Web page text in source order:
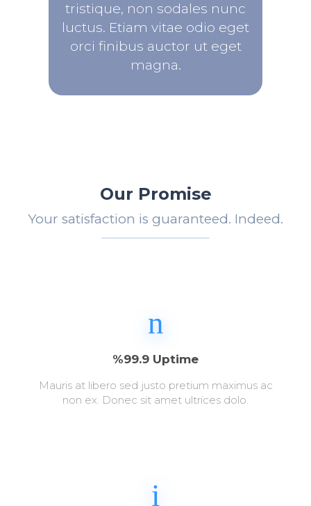
tristique, non sodales nunc
luctus. Etiam vitae odio eget
orci finibus auctor ut eget
magna.
Our Promise
Your satisfaction is guaranteed. Indeed.
%99.9 Uptime
Mauris at libero sed justo pretium maximus ac
non ex. Donec sit amet ultrices dolo.